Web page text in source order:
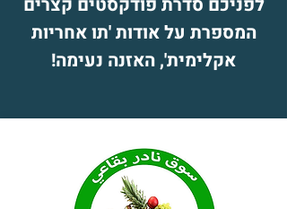
המספרת על אודות 'תו אחריות
אקלימית', האזנה נעימה!